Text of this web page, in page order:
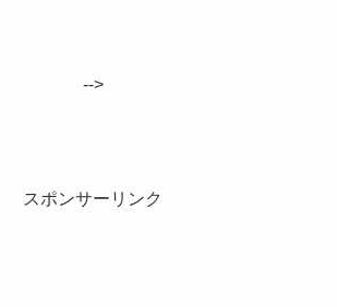
-->
スポンサーリンク